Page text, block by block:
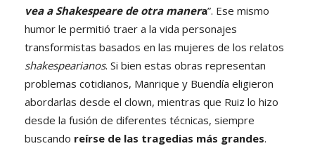
vea a Shakespeare de otra manera”. Ese mismo
humor le permitió traer a la vida personajes
transformistas basados en las mujeres de los relatos
shakespearianos. Si bien estas obras representan
problemas cotidianos, Manrique y Buendía eligieron
abordarlas desde el clown, mientras que Ruiz lo hizo
desde la fusión de diferentes técnicas, siempre
buscando reírse de las tragedias más grandes.